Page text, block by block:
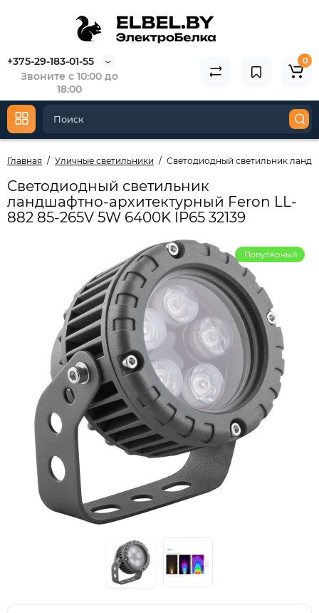
+375-29-183-01-55
Звоните с 10:00 до
18:00
0
Главная Уличные светильники Светодиодный светильник
Светодиодный светильник
ландшафтно-архитектурный Feron LL-
882 85-265V 5W 6400K IP65 32139
Популярный